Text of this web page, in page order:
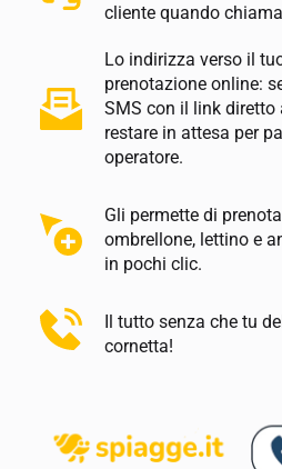
cliente quando
Lo indirizza verso il
prenotazione online:
SMS con il link diretto
restare in attesa per
operatore.
Gli permette di
ombrellone, lettino e
in pochi clic.
Il tutto senza che tu
cornetta!